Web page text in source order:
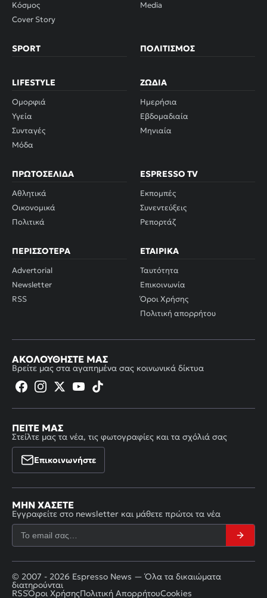
Κόσμος
Cover Story
Media
SPORT ΠΟΛΙΤΙΣΜΌΣ
LIFESTYLE
Ομορφιά
Υγεία
Συνταγές
Μόδα
ΖΏΔΙΑ
Ημερήσια
Εβδομαδιαία
Μηνιαία
ΠΡΩΤΟΣΈΛΙΔΑ
Αθλητικά
Οικονομικά
Πολιτικά
ESPRESSO TV
Εκπομπές
Συνεντεύξεις
Ρεπορτάζ
ΠΕΡΙΣΣΌΤΕΡΑ
Advertorial
Newsletter
RSS
ΕΤΑΙΡΙΚΆ
Ταυτότητα
Επικοινωνία
Όροι Χρήσης
Πολιτική απορρήτου
ΑΚΟΛΟΥΘΉΣΤΕ ΜΑΣ
Βρείτε μας στα αγαπημένα σας κοινωνικά δίκτυα
ΠΕΊΤΕ ΜΑΣ
Στείλτε μας τα νέα, τις φωτογραφίες και τα σχόλιά σας
Επικοινωνήστε
ΜΗΝ ΧΆΣΕΤΕ
Εγγραφείτε στο newsletter και μάθετε πρώτοι τα νέα
© 2007 - 2026 Espresso News — Όλα τα δικαιώματα
διατηρούνται
RSSΌροι ΧρήσηςΠολιτική ΑπορρήτουCookies